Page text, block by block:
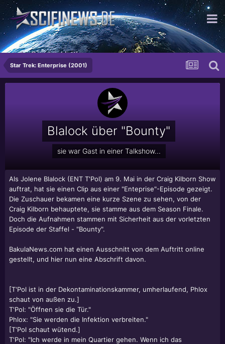
...das Revolverblatt!
Star Trek: Enterprise (2001)
Blalock über "Bounty"
sie war Gast in einer Talkshow...
Als Jolene Blalock (ENT T'Pol) am 9. Mai in der Craig Kilborn Show
auftrat, hat sie einen Clip aus einer "Enteprise"-Episode gezeigt.
Die Zuschauer bekamen eine kurze Szene zu sehen, von der
Craig Kilborn behauptete, sie stamme aus dem Season Finale.
Doch die Aufnahmen stammen mit Sicherheit aus der vorletzten
Episode der Staffel - "Bounty".
BakulaNews.com hat einen Ausschnitt von dem Auftritt online
gestellt, und hier nun eine Abschrift davon.
[T'Pol ist in der Dekontaminationskammer, umherlaufend, Phlox
schaut von außen zu.]
T'Pol: "Öffnen sie die Tür."
Phlox: "Sie werden die Infektion verbreiten."
[T'Pol schaut wütend.]
T'Pol: "Ich werde in mein Quartier gehen. Wenn ich das